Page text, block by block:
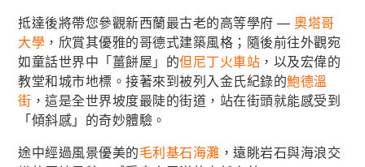
抵達後將帶您參觀新西蘭最古老的高等學府 —奧塔哥
大學 ，欣賞其優雅的哥德式建築風格；隨後前往外觀宛
如童話世界中「薑餅屋」的但尼丁火車站 ，以及宏偉的
教堂和城市地標。接著來到被列入金氏紀錄的鮑德溫
街 ，這是全世界坡度最陡的街道，站在街頭就能感受到
「傾斜感」的奇妙體驗。
途中經過風景優美的毛利基石海灘 ，遠眺岩石與海浪交